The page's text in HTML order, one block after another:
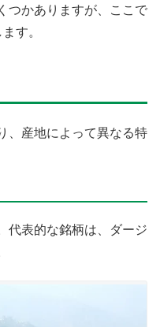
つかありますが、ここで
す。
、産地によって異なる特
代表的な銘柄は、ダージ